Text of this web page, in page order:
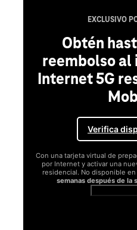
EXCLUSIVO
Obtén
reembolso al
Internet 5G
Verifica
Con una tarjeta virtual de
por Internet y activar una
residencial. No disponible en
semanas después de la